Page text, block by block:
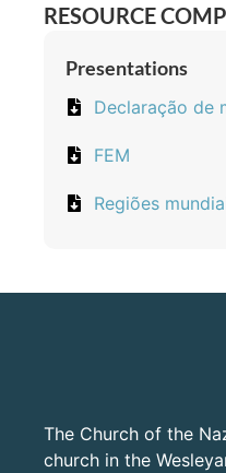
RESOURCE
Presentations
Declaração de
FEM
Regiões
The Church of the
church in the